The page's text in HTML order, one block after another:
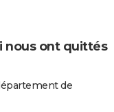
nous ont quittés
de